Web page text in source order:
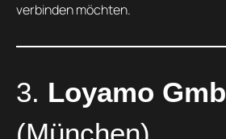
verbinden möchten.
3. Loyamo